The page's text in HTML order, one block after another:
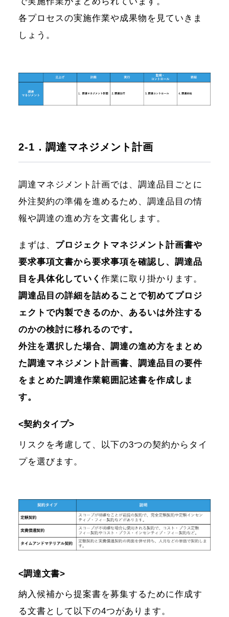
各プロセスの実施作業や成果物を見ていきま
しょう。
2-1．調達マネジメント計画
調達マネジメント計画では、調達品目ごとに
外注契約の準備を進めるため、調達品目の情
報や調達の進め方を文書化します。
まずは、 プロジェクトマネジメント計画書や
要求事項文書から要求事項を確認し、調達品
目を具体化していく 作業に取り掛かります。
調達品目の詳細を詰めることで初めてプロジ
ェクトで内製できるのか、あるいは外注する
のかの検討に移れるのです。
外注を選択した場合、調達の進め方をまとめ
た調達マネジメント計画書、調達品目の要件
をまとめた調達作業範囲記述書を作成しま
す。
<契約タイプ>
リスクを考慮して、以下の3つの契約からタイ
プを選びます。
<調達文書>
納入候補から提案書を募集するために作成す
る文書として以下の4つがあります。